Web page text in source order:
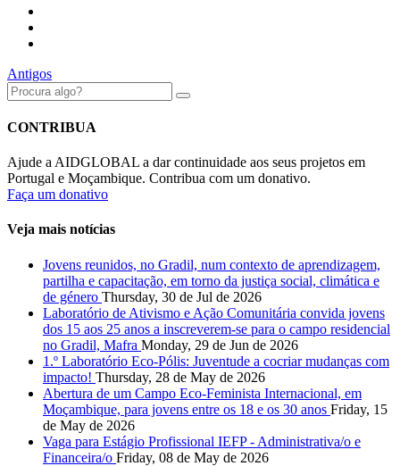
Antigos
CONTRIBUA
Ajude a AIDGLOBAL a dar continuidade aos seus projetos em
Portugal e Moçambique. Contribua com um donativo.
Faça um donativo
Veja mais notícias
Jovens reunidos, no Gradil, num contexto de aprendizagem,
partilha e capacitação, em torno da justiça social, climática e
de género Thursday, 30 de Jul de 2026
Laboratório de Ativismo e Ação Comunitária convida jovens
dos 15 aos 25 anos a inscreverem-se para o campo residencial
no Gradil, Mafra Monday, 29 de Jun de 2026
1.º Laboratório Eco-Pólis: Juventude a cocriar mudanças com
impacto! Thursday, 28 de May de 2026
Abertura de um Campo Eco-Feminista Internacional, em
Moçambique, para jovens entre os 18 e os 30 anos Friday, 15
de May de 2026
Vaga para Estágio Profissional IEFP - Administrativa/o e
Financeira/o Friday, 08 de May de 2026